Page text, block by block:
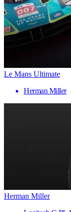
Le Mans Ultimate
Herman Miller
Herman Miller